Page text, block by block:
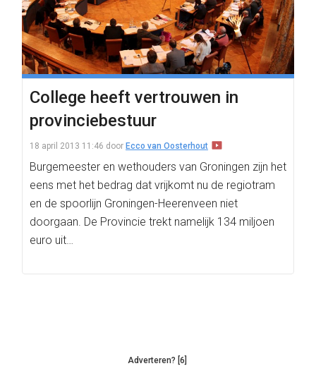
College heeft vertrouwen in
provinciebestuur
18 april 2013 11:46 door Ecco van Oosterhout
Burgemeester en wethouders van Groningen zijn het
eens met het bedrag dat vrijkomt nu de regiotram
en de spoorlijn Groningen-Heerenveen niet
doorgaan. De Provincie trekt namelijk 134 miljoen
euro uit…
Adverteren? [6]